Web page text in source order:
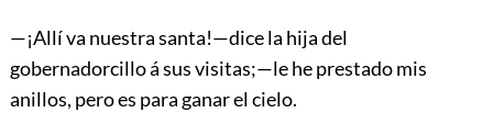
—¡Allí va nuestra santa!—dice la hija del
gobernadorcillo á sus visitas;—le he prestado mis
anillos, pero es para ganar el cielo.